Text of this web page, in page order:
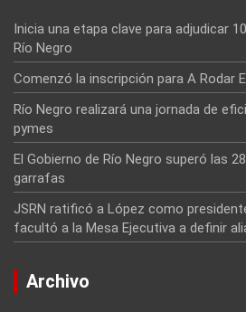
Inicia una etapa clave para adjudicar
Río Negro
Comenzó la inscripción para A Rodar
Río Negro realizará una jornada de
pymes
El Gobierno de Río Negro superó las
garrafas
JSRN ratificó a López como
facultó a la Mesa Ejecutiva a definir
Archivo